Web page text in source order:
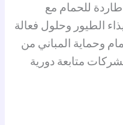
للحمام مع
الطيور وحلول فعالة
وحماية المباني من
متابعة دورية